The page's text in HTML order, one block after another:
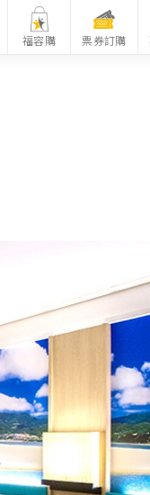
福容購 票券訂購